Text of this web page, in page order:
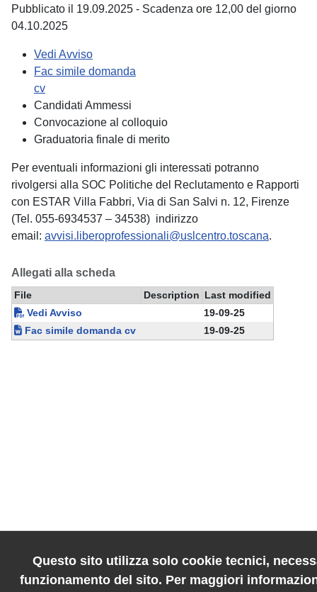
Pubblicato il 19.09.2025 - Scadenza ore 12,00 del giorno
04.10.2025
Vedi Avviso
Fac simile domanda
cv
Candidati Ammessi
Convocazione al colloquio
Graduatoria finale di merito
Per eventuali informazioni gli interessati potranno
rivolgersi alla SOC Politiche del Reclutamento e Rapporti
con ESTAR Villa Fabbri, Via di San Salvi n. 12, Firenze
(Tel. 055-6934537 – 34538) indirizzo
email: avvisi.liberoprofessionali@uslcentro.toscana.
Allegati alla scheda
File Description Last modified
Vedi Avviso
19-09-25
Fac simile domanda cv
19-09-25
Questo sito utilizza solo cookie tecnici,
funzionamento del sito. Per maggiori